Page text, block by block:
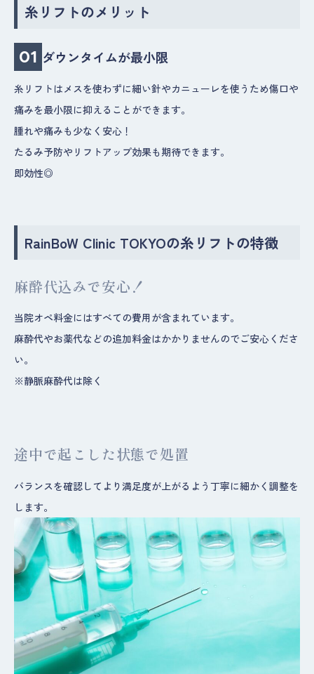
糸リフトのメリット
01 ダウンタイムが最小限
糸リフトはメスを使わずに細い針やカニューレを使うため傷口や
痛みを最小限に抑えることができます。
腫れや痛みも少なく安心！
たるみ予防やリフトアップ効果も期待できます。
即効性◎
RainBoW Clinic TOKYOの糸リフトの特徴
麻酔代込みで安心！
当院オペ料金にはすべての費用が含まれています。
麻酔代やお薬代などの追加料金はかかりませんのでご安心くださ
い。
※静脈麻酔代は除く
途中で起こした状態で処置
バランスを確認してより満足度が上がるよう丁寧に細かく調整を
します。